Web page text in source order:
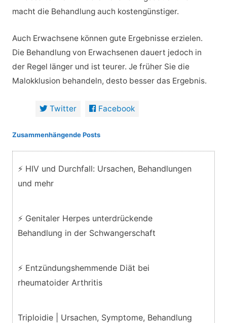
macht die Behandlung auch kostengünstiger.
Auch Erwachsene können gute Ergebnisse erzielen.
Die Behandlung von Erwachsenen dauert jedoch in
der Regel länger und ist teurer. Je früher Sie die
Malokklusion behandeln, desto besser das Ergebnis.
Twitter Facebook
Zusammenhängende Posts
⚡ HIV und Durchfall: Ursachen, Behandlungen
und mehr
⚡ Genitaler Herpes unterdrückende
Behandlung in der Schwangerschaft
⚡ Entzündungshemmende Diät bei
rheumatoider Arthritis
Triploidie | Ursachen, Symptome, Behandlung